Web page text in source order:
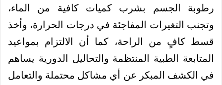
رطوبة الجسم بشرب كميات كافية من الماء،
وتجنب التغيرات المفاجئة في درجات الحرارة، وأخذ
قسط كافٍ من الراحة، كما أن الالتزام بمواعيد
المتابعة الطبية المنتظمة والتحاليل الدورية يساهم
في الكشف المبكر عن أي مشاكل محتملة والتعامل